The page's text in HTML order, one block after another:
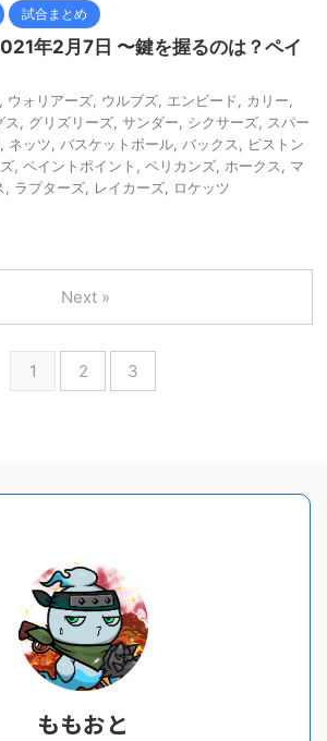
試合まとめ
年2月7日 〜鍵を握るのは？ペイ
ウォリアーズ ウルブズ エンビード カリー
ス グリズリーズ サンダー シクサーズ
スパー
ネッツ バスケットボール バックス
ピストン
ペイントポイント ペリカンズ ホークス
マ
ラプターズ レイカーズ ロケッツ
1 2 3
Next »
ももおと